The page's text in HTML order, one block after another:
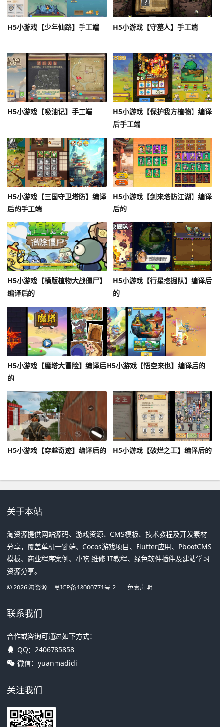
H5小游戏【少年仙路】手工端 H5小游戏【守墓人】手工端
H5小游戏【吸油记】手工端
H5小游戏【保护我方植物】编译
后手工端
H5小游戏【三国守卫塔防】编译
后的手工端
H5小游戏【剑来塔防江湖】编译
后的
H5小游戏【横版植物大战僵尸】
编译后的
H5小游戏【行星挖掘队】编译后
的
H5小游戏【魔塔大冒险】编译后
的
H5小游戏【悟空来也】编译后的
H5小游戏【穿越奇迹】编译后的 H5小游戏【破烂之王】编译后的
关于本站
淘资源提供网站源码、游戏资源、CMS模板、技术教程及开发素材
分享，覆盖单机一键端、Cocos游戏项目、Flutter应用、PbootCMS
模板、商业程序案例、小吃 维修 IT教程、绿色软件插件及建站学习
资源分享。
©2026淘资源 黑ICP备18000771号-2| | 免责声明
联系我们
合作或咨询可通过如下方式：
QQ： 2406785858
微信：yuanmadidi
关注我们